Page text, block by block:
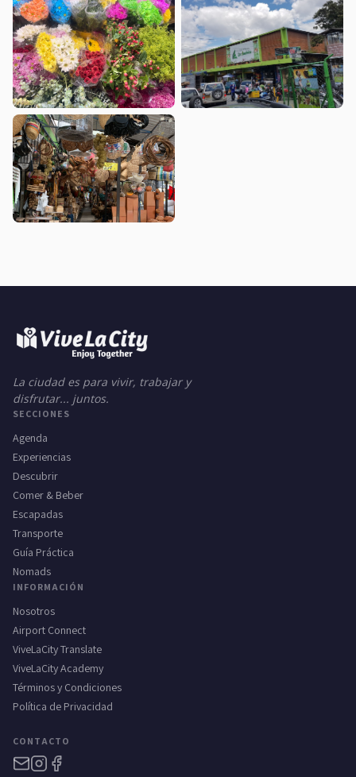
La ciudad es para vivir, trabajar y
disfrutar... juntos.
SECCIONES
Agenda
Experiencias
Descubrir
Comer & Beber
Escapadas
Transporte
Guía Práctica
Nomads
INFORMACIÓN
Nosotros
Airport Connect
ViveLaCity Translate
ViveLaCity Academy
Términos y Condiciones
Política de Privacidad
CONTACTO